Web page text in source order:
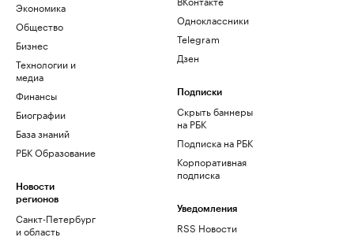
Экономика
Общество
Бизнес
Технологии и
медиа
Финансы
Биографии
База знаний
РБК Образование
Новости
регионов
Санкт-Петербург
и область
Одноклассники
Telegram
Дзен
Подписки
Скрыть баннеры
на РБК
Подписка на РБК
Корпоративная
подписка
Уведомления
RSS Новости